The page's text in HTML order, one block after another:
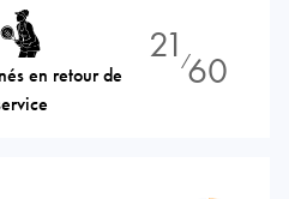
en retour de
21 ⁄60